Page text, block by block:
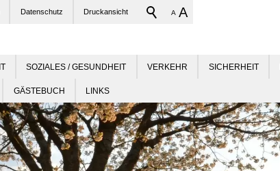
SOZIALES / GESUNDHEIT VERKEHR SICHERHEIT
GÄSTEBUCH LINKS
Datenschutz Druckansicht A A